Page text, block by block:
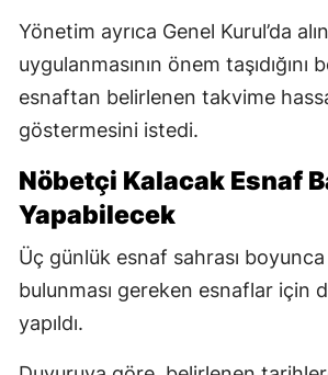
Yönetim ayrıca Genel Kurul’da
uygulanmasının önem taşıdığını
esnaftan belirlenen takvime
göstermesini istedi.
Nöbetçi Kalacak Esnaf
Yapabilecek
Üç günlük esnaf sahrası
bulunması gereken esnaflar için
yapıldı.